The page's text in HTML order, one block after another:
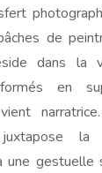
de
dans la
en
la
une gestuelle